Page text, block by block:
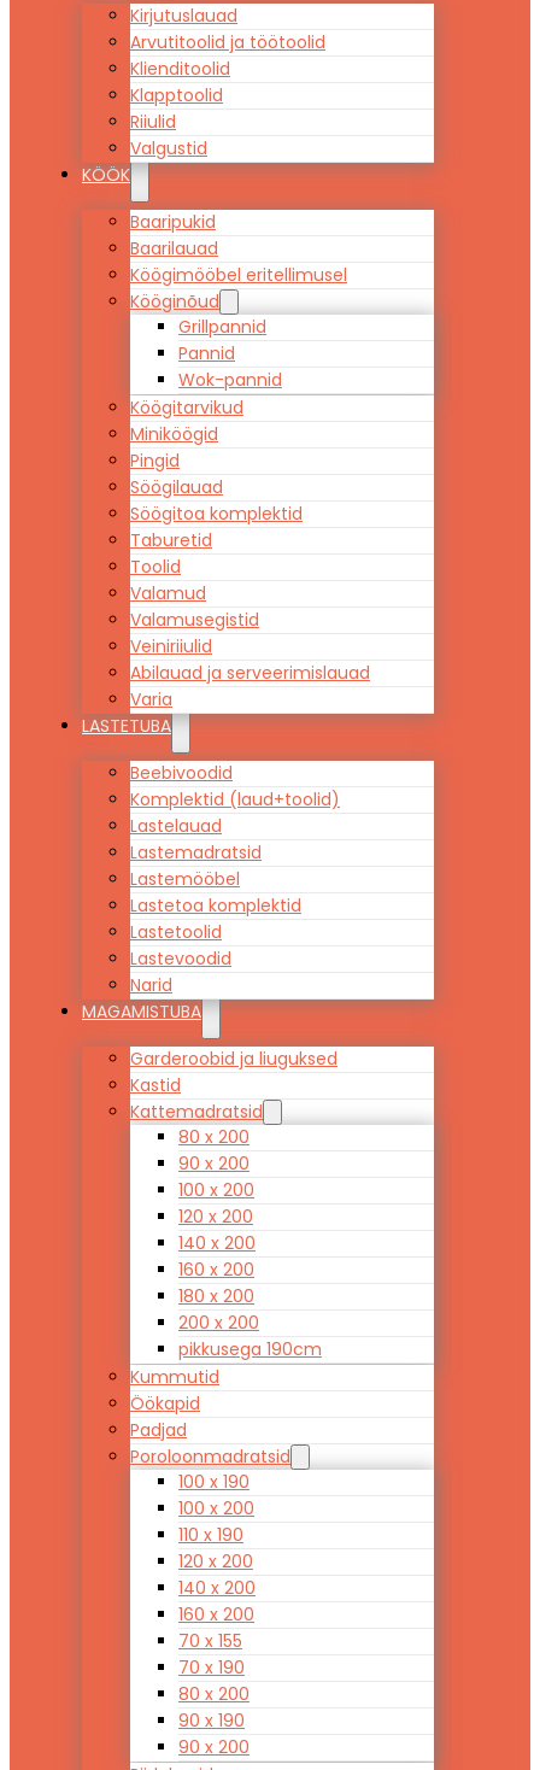
Kirjutuslauad
Arvutitoolid ja töötoolid
Klienditoolid
Klapptoolid
Riiulid
Valgustid
KÖÖK
Baaripukid
Baarilauad
Köögimööbel eritellimusel
Kööginõud
Grillpannid
Pannid
Wok-pannid
Köögitarvikud
Miniköögid
Pingid
Söögilauad
Söögitoa komplektid
Taburetid
Toolid
Valamud
Valamusegistid
Veiniriiulid
Abilauad ja serveerimislauad
Varia
LASTETUBA
Beebivoodid
Komplektid (laud+toolid)
Lastelauad
Lastemadratsid
Lastemööbel
Lastetoa komplektid
Lastetoolid
Lastevoodid
Narid
MAGAMISTUBA
Garderoobid ja liuguksed
Kastid
Kattemadratsid
80 x 200
90 x 200
100 x 200
120 x 200
140 x 200
160 x 200
180 x 200
200 x 200
pikkusega 190cm
Kummutid
Öökapid
Padjad
Poroloonmadratsid
100 x 190
100 x 200
110 x 190
120 x 200
140 x 200
160 x 200
70 x 155
70 x 190
80 x 200
90 x 190
90 x 200